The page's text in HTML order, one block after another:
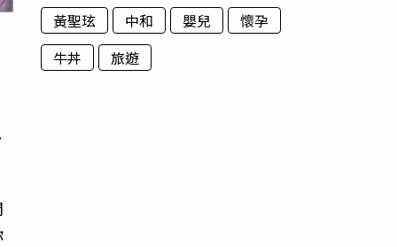
黃聖玹 中和 嬰兒
懷孕
牛丼
旅遊